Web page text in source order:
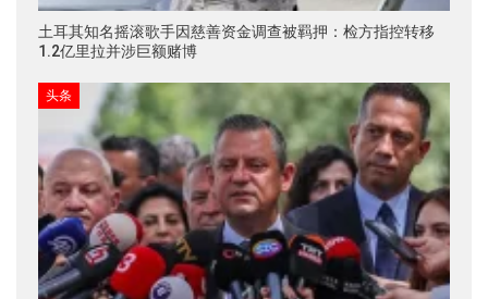
土耳其知名摇滚歌手因慈善资金调查被羁押：检方指控转移
1.2亿里拉并涉巨额赌博
头条